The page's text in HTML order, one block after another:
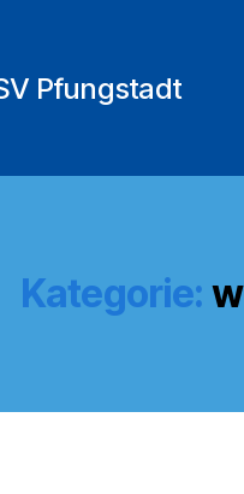
Pfungstadt
Kategorie: